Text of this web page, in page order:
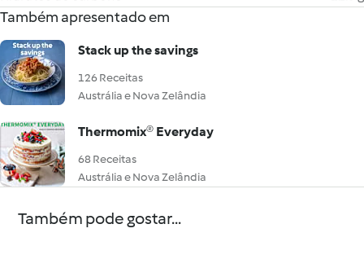
Também apresentado em
Stack up the savings
126 Receitas
Austrália e Nova Zelândia
Thermomix® Everyday
68 Receitas
Austrália e Nova Zelândia
Também pode gostar...